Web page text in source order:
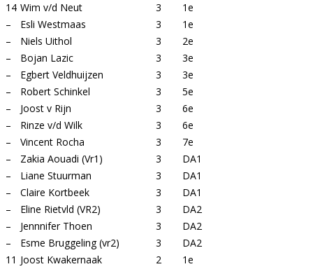
14 Wim v/d Neut 3
1e
–
Esli Westmaas 3
1e
–
Niels Uithol 3
2e
–
Bojan Lazic 3
3e
–
Egbert Veldhuijzen 3
3e
–
Robert Schinkel 3
5e
–
Joost v Rijn 3
6e
–
Rinze v/d Wilk 3
6e
–
Vincent Rocha 3
7e
–
Zakia Aouadi (Vr1) 3
DA1
–
Liane Stuurman 3
DA1
–
Claire Kortbeek 3
DA1
–
Eline Rietvld (VR2) 3
DA2
–
Jennnifer Thoen 3
DA2
–
Esme Bruggeling (vr2) 3
DA2
11 Joost Kwakernaak 2
1e